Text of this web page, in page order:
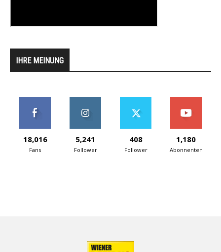
IHRE MEINUNG
18,016
Fans
5,241
Follower
408
Follower
1,180
Abonnenten